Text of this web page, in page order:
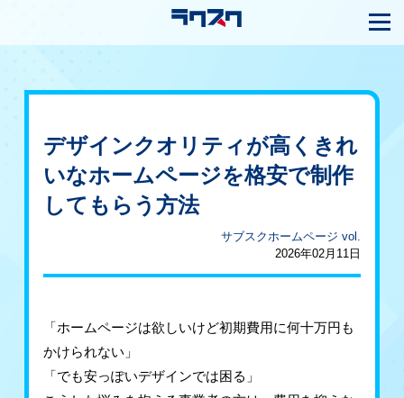
デザインクオリティが高くきれ
いなホームページを格安で制作
してもらう方法
サブスクホームページ vol.
2026年02月11日
「ホームページは欲しいけど初期費用に何十万円も
かけられない」
「でも安っぽいデザインでは困る」